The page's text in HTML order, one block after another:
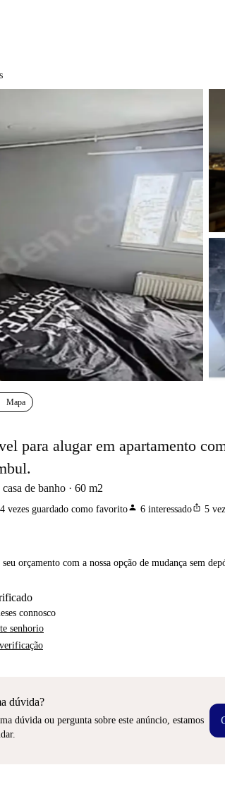
Mapa
para alugar em apartamento
casa de banho 60 m2
4 vezes guardado como favoritoperson 6 interessadoios_share 5
orçamento com a nossa opção de mudança sem
connosco
senhorio
dúvida?
dúvida ou pergunta sobre este anúncio, estamos